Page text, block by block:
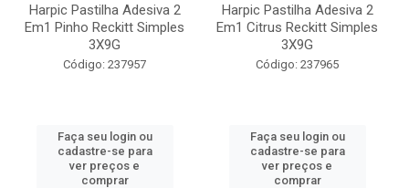
Harpic Pastilha Adesiva 2
Em1 Pinho Reckitt Simples
3X9G
Código: 237957
Faça seu login ou
cadastre-se para
ver preços e
comprar
Harpic Pastilha Adesiva 2
Em1 Citrus Reckitt Simples
3X9G
Código: 237965
Faça seu login ou
cadastre-se para
ver preços e
comprar